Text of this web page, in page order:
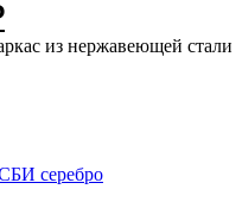
из нержавеющей стали